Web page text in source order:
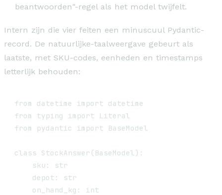
beantwoorden"-regel als het model twijfelt.
Intern zijn die vier feiten een minuscuul Pydantic-
record. De natuurlijke-taalweergave gebeurt als
laatste, met SKU-codes, eenheden en timestamps
letterlijk behouden:
from datetime import datetime
from typing import Literal
from pydantic import BaseModel
class StockAnswer(BaseModel):
    sku: str
    depot: str
    on_hand_kg: int